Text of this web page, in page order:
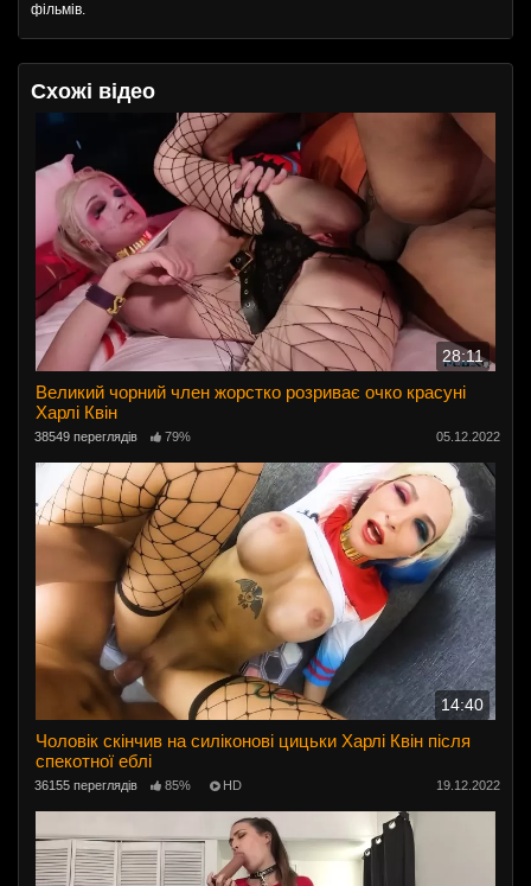
фільмів.
Схожі відео
28:11
Великий чорний член жорстко розриває очко красуні
Харлі Квін
38549 переглядів 79% 05.12.2022
14:40
Чоловік скінчив на силіконові цицьки Харлі Квін після
спекотної еблі
36155 переглядів 85% HD 19.12.2022